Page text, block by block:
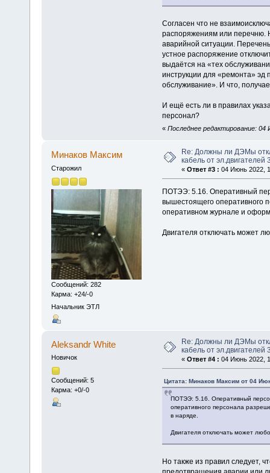
Согласен что не
распоряжениям или перечню.
аварийной ситуации.
устное распоряжение
выдаётся на «тех
инструкции для «ремонта» эд
обслуживание». И что,
И ещё есть ли в правилах
персонал?
« Последнее редактирование: 04
Минаков Максим
Старожил
Сообщений: 282
Карма: +24/-0
Начальник ЭТЛ
Re: Должны ли ДЭМы
кабель от эл.двигателей
« Ответ #3 : 04 Июнь 2022,
ПОТЭЭ: 5.16. Оперативный
вышестоящего оперативного
оперативном журнале и
Двигателя отключать может
Aleksandr White
Новичок
Сообщений: 5
Карма: +0/-0
Re: Должны ли ДЭМы
кабель от эл.двигателей
« Ответ #4 : 04 Июнь 2022,
Цитата: Минаков Максим от 04
ПОТЭЭ: 5.16. Оперативный
оперативного персонала
в наряде.
Двигателя отключать может
Но также из правил следует,